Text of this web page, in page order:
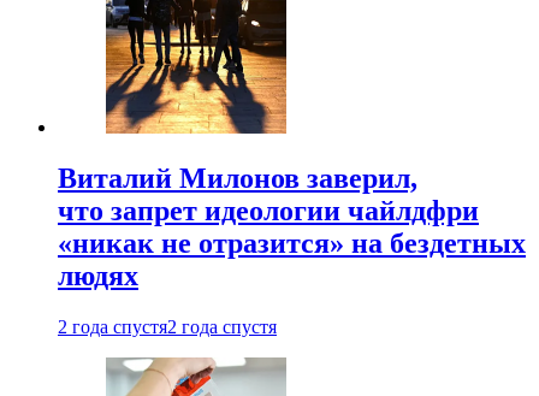
Виталий Милонов заверил,
что запрет идеологии чайлдфри
«никак не отразится» на бездетных
людях
2 года спустя2 года спустя